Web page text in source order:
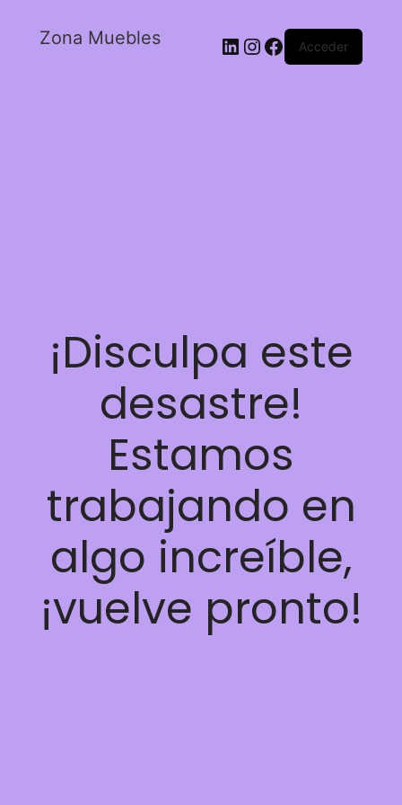
Zona Muebles Acceder
¡Disculpa este
desastre!
Estamos
trabajando en
algo increíble,
¡vuelve pronto!